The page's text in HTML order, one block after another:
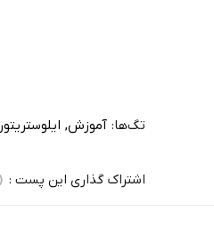
تگ‌ها: آموزش ایلوستریتور
اشتراک گذاری این پست :